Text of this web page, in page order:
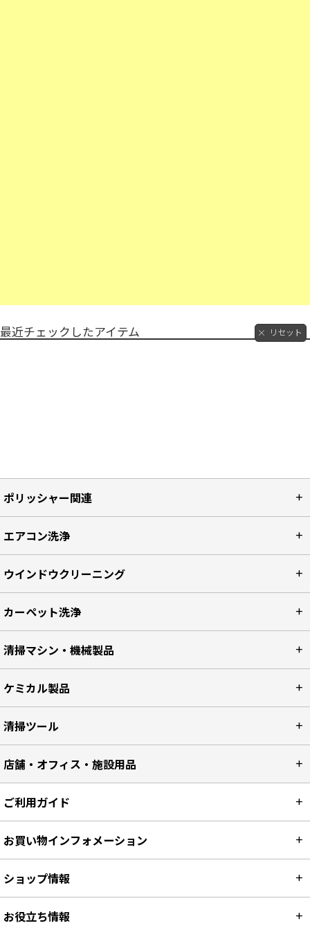
最近チェックしたアイテム リセット
ポリッシャー関連
エアコン洗浄
ウインドウクリーニング
カーペット洗浄
清掃マシン・機械製品
ケミカル製品
清掃ツール
店舗・オフィス・施設用品
ご利用ガイド
お買い物インフォメーション
ショップ情報
お役立ち情報